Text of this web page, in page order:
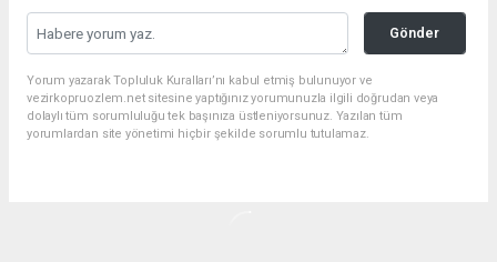
Gönder
Yorum yazarak Topluluk Kuralları’nı kabul etmiş bulunuyor ve
vezirkopruozlem.net sitesine yaptığınız yorumunuzla ilgili doğrudan veya
dolaylı tüm sorumluluğu tek başınıza üstleniyorsunuz. Yazılan tüm
yorumlardan site yönetimi hiçbir şekilde sorumlu tutulamaz.